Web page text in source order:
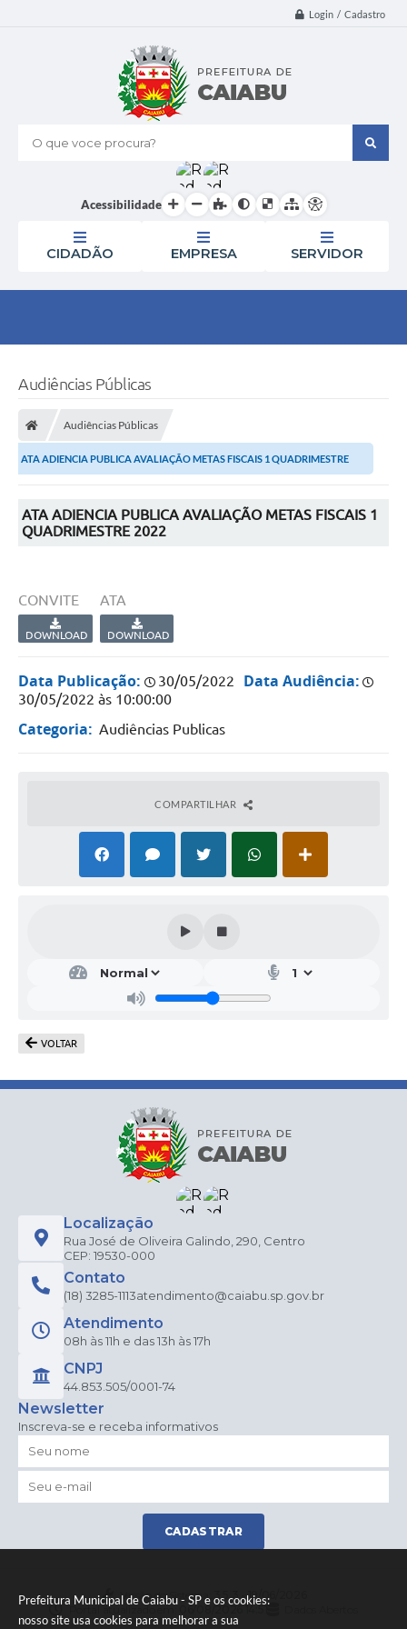
Prefeitura Municipal de Caiabu - SP e os cookies:
nosso site usa cookies para melhorar a sua
Login / Cadastro
O que voce procura?
Acessibilidade
CIDADÃO EMPRESA SERVIDOR
Audiências Públicas
Audiências Públicas
ATA ADIENCIA PUBLICA AVALIAÇÃO METAS FISCAIS 1 QUADRIMESTRE
ATA ADIENCIA PUBLICA AVALIAÇÃO METAS FISCAIS 1
QUADRIMESTRE 2022
CONVITE
DOWNLOAD
ATA
DOWNLOAD
Data Publicação: 30/05/2022 Data Audiência:
30/05/2022 às 10:00:00
Categoria: Audiências Publicas
COMPARTILHAR
VOLTAR
Localização
Rua José de Oliveira Galindo, 290, Centro
CEP: 19530-000
Contato
(18) 3285-1113atendimento@caiabu.sp.gov.br
Atendimento
08h às 11h e das 13h às 17h
CNPJ
44.853.505/0001-74
Newsletter
Inscreva-se e receba informativos
CADASTRAR
Versão do Sistema:
3.5.3 - 19/06/2026
Portal atualizado em: